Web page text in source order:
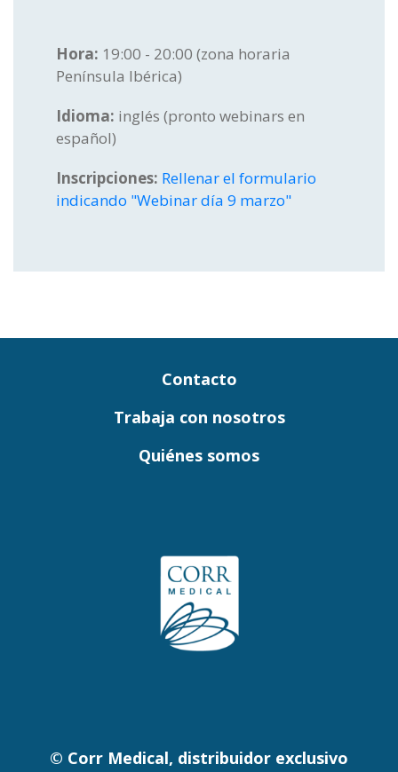
Hora: 19:00 - 20:00 (zona horaria
Península Ibérica)
Idioma: inglés (pronto webinars en
español)
Inscripciones: Rellenar el formulario
indicando "Webinar día 9 marzo"
Contacto
Trabaja con nosotros
Quiénes somos
© Corr Medical, distribuidor exclusivo